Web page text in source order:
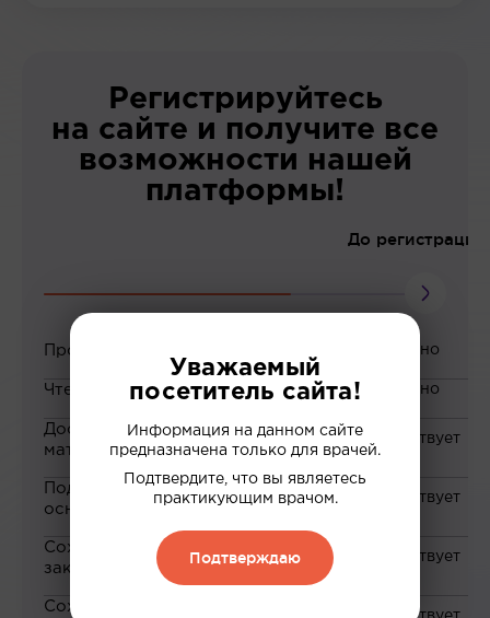
Регистрируйтесь
на сайте и получите все
возможности нашей
платформы!
До регистрации
Просмотр вебинаров
Чтение статей
Доступ к закрытым
материалам
Подборка материалов на
основе ваших интересов
Сохранение материалов в
закладки
Сохранение прогресса по
Уважаемый
посетитель сайта!
Информация на данном сайте
предназначена только для врачей.
Подтвердите, что вы являетесь
практикующим врачом.
Подтверждаю